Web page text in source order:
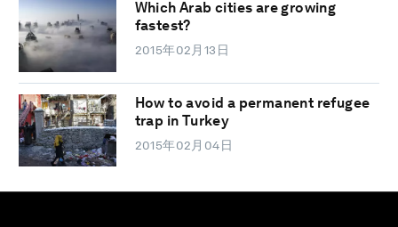
Which Arab cities are growing
fastest?
2015年02月13日
How to avoid a permanent refugee
trap in Turkey
2015年02月04日